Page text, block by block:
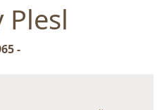
Plesl
-